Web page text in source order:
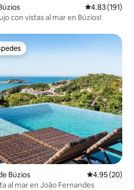
Calificación
4.83 (191)
con vistas al mar en Búzios!
entre huéspedes
Búzios Calificación
4.95 (20)
al mar en João Fernandes